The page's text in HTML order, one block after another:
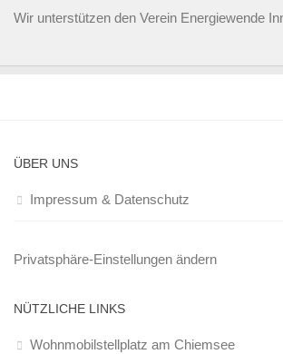
Wir unterstützen den Verein Energiewende
ÜBER UNS
Impressum & Datenschutz
Privatsphäre-Einstellungen ändern
NÜTZLICHE LINKS
Wohnmobilstellplatz am Chiemsee